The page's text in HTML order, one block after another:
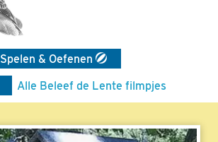
Spelen & Oefenen
Alle Beleef de Lente filmpjes